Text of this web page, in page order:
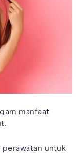
manfaat
perawatan untuk